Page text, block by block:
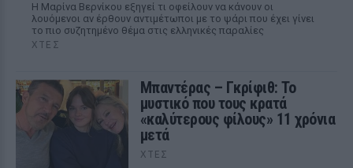
Η Μαρίνα Βερνίκου εξηγεί τι οφείλουν να κάνουν οι
λουόμενοι αν έρθουν αντιμέτωποι με το ψάρι που έχει γίνει
το πιο συζητημένο θέμα στις ελληνικές παραλίες
ΧΤΕΣ
Μπαντέρας – Γκρίφιθ: Το
μυστικό που τους κρατά
«καλύτερους φίλους» 11 χρόνια
μετά
ΧΤΕΣ